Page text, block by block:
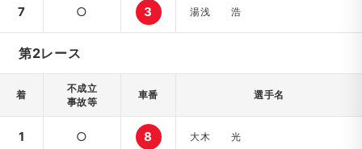
7 ○ 3 湯浅 浩
第2レース
着
不成立
事故等
車番 選手名
1 ○ 8 大木 光